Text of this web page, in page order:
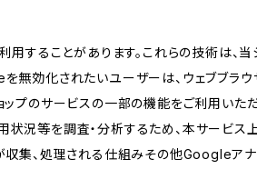
することがあります。これらの技術は、
無効化されたいユーザーは、ウェブブラ
プのサービスの一部の機能をご利用いた
用状況等を調査・分析するため、本サー
集、処理される仕組みその他Googleアナ